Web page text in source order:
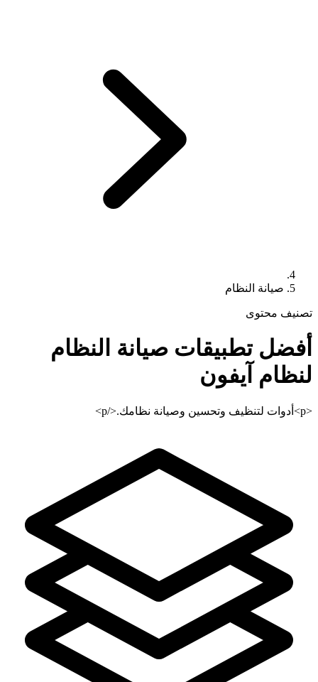
صيانة النظام
تصنيف محتوى
أفضل تطبيقات صيانة النظام
لنظام آيفون
<p>أدوات لتنظيف وتحسين وصيانة نظامك.</p>